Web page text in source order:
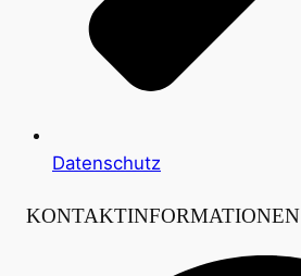
Datenschutz
KONTAKTINFORMATIONEN